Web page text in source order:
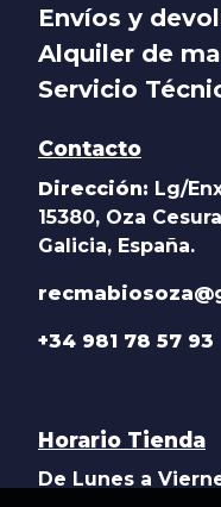
Envíos y
Alquiler de
Servicio
Contacto
Dirección: Lg/
15380, Oza
Galicia, España.
recmabiosoza@
+34 981 78 57 93
Horario Tienda
De Lunes a